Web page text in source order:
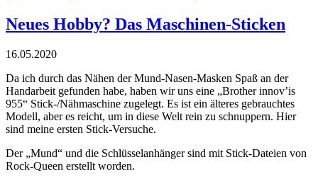
Neues Hobby? Das Maschinen-Sticken
16.05.2020
Da ich durch das Nähen der Mund-Nasen-Masken Spaß an der
Handarbeit gefunden habe, haben wir uns eine „Brother innov’is
955“ Stick-/Nähmaschine zugelegt. Es ist ein älteres gebrauchtes
Modell, aber es reicht, um in diese Welt rein zu schnuppern. Hier
sind meine ersten Stick-Versuche.
Der „Mund“ und die Schlüsselanhänger sind mit Stick-Dateien von
Rock-Queen erstellt worden.